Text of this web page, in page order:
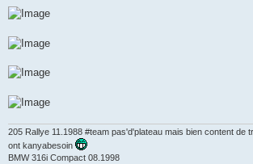
205 Rallye 11.1988 #team pas'd'plateau mais bien content de
ont kanyabesoin
BMW 316i Compact 08.1998